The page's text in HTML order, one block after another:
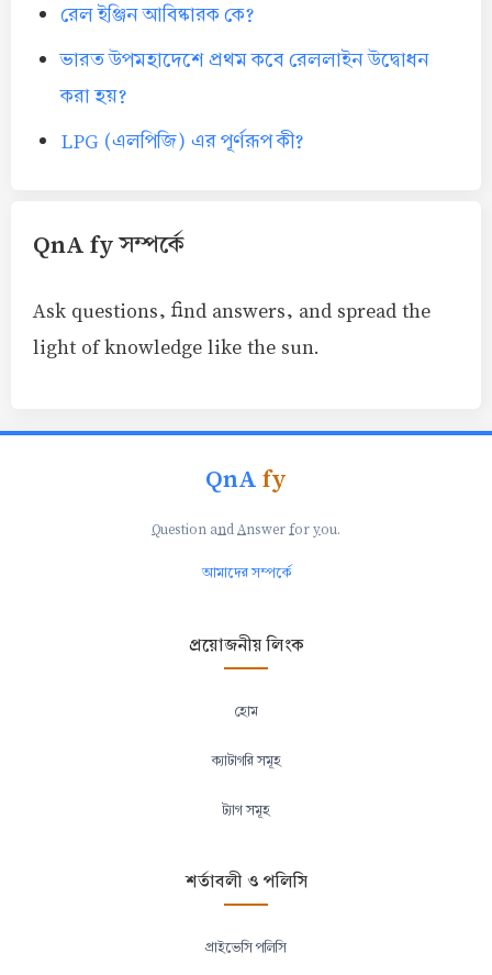
রেল ইঞ্জিন আবিষ্কারক কে?
ভারত উপমহাদেশে প্রথম কবে রেললাইন উদ্বোধন
করা হয়?
LPG (এলপিজি) এর পূর্ণরূপ কী?
QnA fy সম্পর্কে
Ask questions, find answers, and spread the
light of knowledge like the sun.
QnAfy
Question andAnswer foryou.
আমাদের সম্পর্কে
প্রয়োজনীয় লিংক
হোম
ক্যাটাগরি সমূহ
ট্যাগ সমূহ
শর্তাবলী ও পলিসি
প্রাইভেসি পলিসি